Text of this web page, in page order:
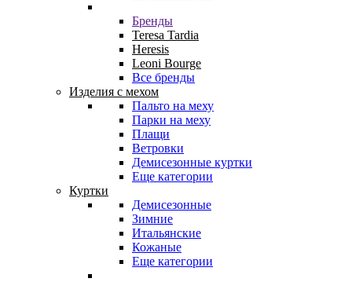
Бренды
Teresa Tardia
Heresis
Leoni Bourge
Все бренды
Изделия с мехом
Пальто на меху
Парки на меху
Плащи
Ветровки
Демисезонные куртки
Еще категории
Куртки
Демисезонные
Зимние
Итальянские
Кожаные
Еще категории